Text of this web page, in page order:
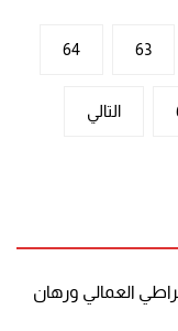
63
64
التالي
العمالي ورهان